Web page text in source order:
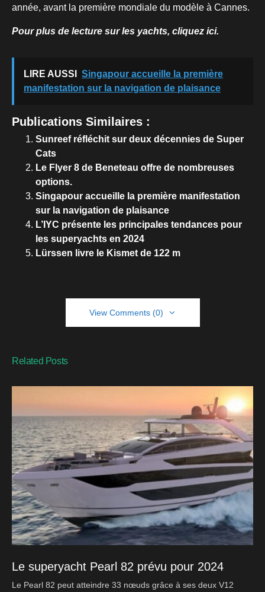
année, avant la première mondiale du modèle à Cannes.
Pour plus de lecture sur les yachts, cliquez ici.
LIRE AUSSI
Singapour accueille la première
manifestation sur la navigation de plaisance
Publications Similaires :
Sunreef réfléchit sur deux décennies de Super
Cats
Le Flyer 8 de Beneteau offre de nombreuses
options.
Singapour accueille la première manifestation
sur la navigation de plaisance
L’IYC présente les principales tendances pour
les superyachts en 2024
Lürssen livre le Kismet de 122 m
View Comments (0)
Related Posts
Le superyacht Pearl 82 prévu pour 2024
Le Pearl 82 peut atteindre 33 nœuds grâce à ses deux V12